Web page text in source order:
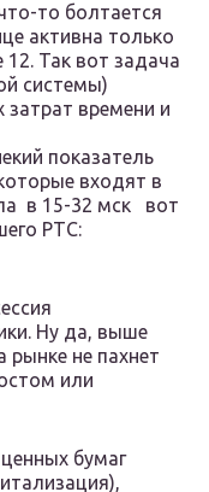
то болтается
активна только
12. Так вот задача
системы)
затрат времени и
показатель
входят в
в 15-32 мск вот
РТС:
Ну да, выше
рынке не пахнет
или
бумаг